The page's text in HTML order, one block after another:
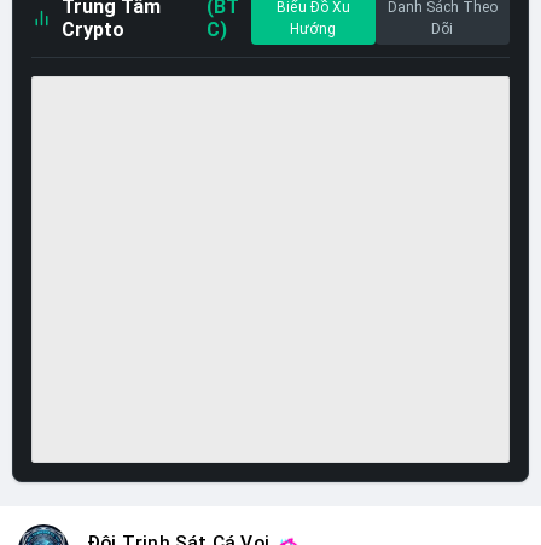
Trung Tâm
Crypto
(BT
C)
Biểu Đồ Xu
Hướng
Danh Sách Theo
Dõi